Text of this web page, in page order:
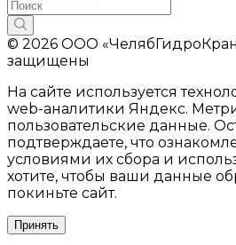
© 2026 ООО
защищены
На сайте используется
web-аналитики Яндекс.
пользовательские данные.
подтверждаете, что
условиями их сбора и
хотите, чтобы ваши данные
покиньте сайт.
Принять